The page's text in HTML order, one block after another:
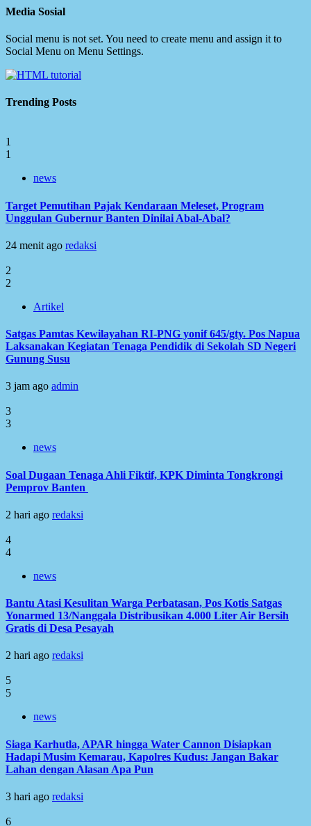
Media Sosial
Social menu is not set. You need to create menu and assign it to
Social Menu on Menu Settings.
Trending Posts
1
1
news
Target Pemutihan Pajak Kendaraan Meleset, Program
Unggulan Gubernur Banten Dinilai Abal-Abal?
24 menit ago redaksi
2
2
Artikel
Satgas Pamtas Kewilayahan RI-PNG yonif 645/gty. Pos Napua
Laksanakan Kegiatan Tenaga Pendidik di Sekolah SD Negeri
Gunung Susu
3 jam ago admin
3
3
news
Soal Dugaan Tenaga Ahli Fiktif, KPK Diminta Tongkrongi
Pemprov Banten
2 hari ago redaksi
4
4
news
Bantu Atasi Kesulitan Warga Perbatasan, Pos Kotis Satgas
Yonarmed 13/Nanggala Distribusikan 4.000 Liter Air Bersih
Gratis di Desa Pesayah
2 hari ago redaksi
5
5
news
Siaga Karhutla, APAR hingga Water Cannon Disiapkan
Hadapi Musim Kemarau, Kapolres Kudus: Jangan Bakar
Lahan dengan Alasan Apa Pun
3 hari ago redaksi
6